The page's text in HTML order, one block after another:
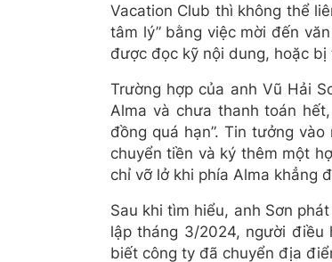
Vacation Club thì không thể
tâm lý” bằng việc mời đến
được đọc kỹ nội dung, hoặc bị
Trường hợp của anh Vũ Hải
Alma và chưa thanh toán
đồng quá hạn”. Tin tưởng
chuyển tiền và ký thêm một
chỉ vỡ lở khi phía Alma khẳng
Sau khi tìm hiểu, anh Sơn
lập tháng 3/2024, người điều
biết công ty đã chuyển địa